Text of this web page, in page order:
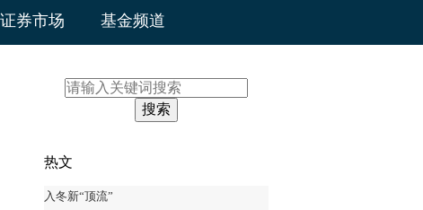
证券市场 基金频道
搜索
热文
入冬新“顶流”